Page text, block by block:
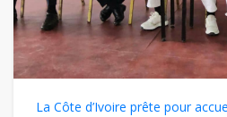
La Côte d’Ivoire prête pour